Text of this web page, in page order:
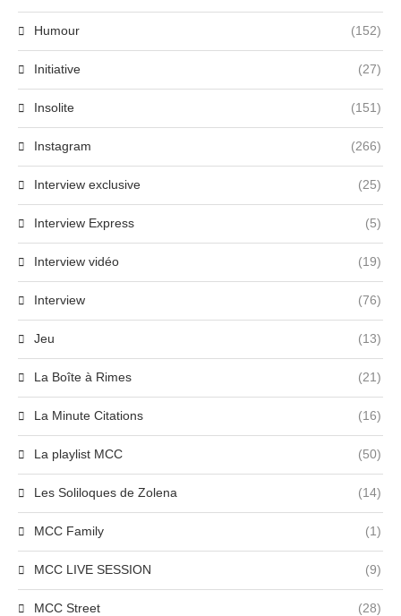
Humour (152)
Initiative (27)
Insolite (151)
Instagram (266)
Interview exclusive (25)
Interview Express (5)
Interview vidéo (19)
Interview (76)
Jeu (13)
La Boîte à Rimes (21)
La Minute Citations (16)
La playlist MCC (50)
Les Soliloques de Zolena (14)
MCC Family (1)
MCC LIVE SESSION (9)
MCC Street (28)